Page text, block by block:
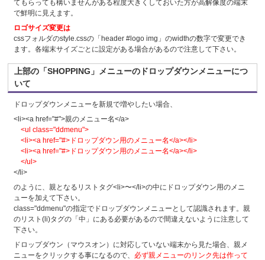
てもらっても構いませんがある程度大きくしておいた方が高解像度の端末
で鮮明に見えます。
ロゴサイズ変更は
cssフォルダのstyle.cssの「header #logo img」のwidthの数字で変更でき
ます。各端末サイズごとに設定がある場合があるので注意して下さい。
上部の「SHOPPING」メニューのドロップダウンメニューにつ
いて
ドロップダウンメニューを新規で増やしたい場合、
<li><a href="#">親のメニュー名</a>
<ul class="ddmenu">
<li><a href="#>ドロップダウン用のメニュー名</a></li>
<li><a href="#>ドロップダウン用のメニュー名</a></li>
</ul>
</li>
のように、親となるリストタグ<li>〜</li>の中にドロップダウン用のメニ
ューを加えて下さい。
class="ddmenu"の指定でドロップダウンメニューとして認識されます。親
のリスト(li)タグの「中」にある必要があるので間違えないように注意して
下さい。
ドロップダウン（マウスオン）に対応していない端末から見た場合、親メ
ニューをクリックする事になるので、 必ず親メニューのリンク先は作って